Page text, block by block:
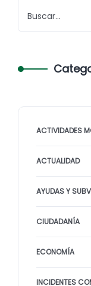
ACTIVIDADES
ACTUALIDAD
AYUDAS Y
CIUDADANÍA
ECONOMÍA
INCIDENTES